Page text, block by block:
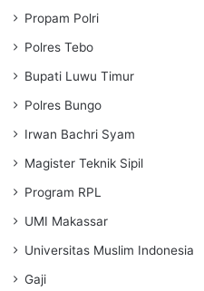
Propam Polri
Polres Tebo
Bupati Luwu Timur
Polres Bungo
Irwan Bachri Syam
Magister Teknik Sipil
Program RPL
UMI Makassar
Universitas Muslim Indonesia
Gaji